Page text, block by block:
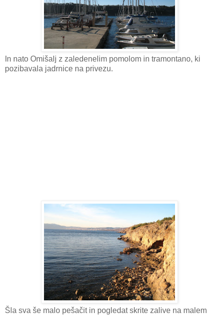
In nato Omišalj z zaledenelim pomolom in tramontano, ki
pozibavala jadrnice na privezu.
Šla sva še malo pešačit in pogledat skrite zalive na malem